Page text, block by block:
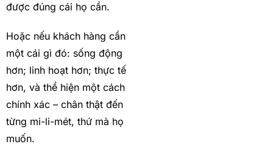
được đúng cái họ cần.
Hoặc nếu khách hàng cần
một cái gì đó: sống động
hơn; linh hoạt hơn; thực tế
hơn, và thể hiện một cách
chính xác – chân thật đến
từng mi-li-mét, thứ mà họ
muốn.